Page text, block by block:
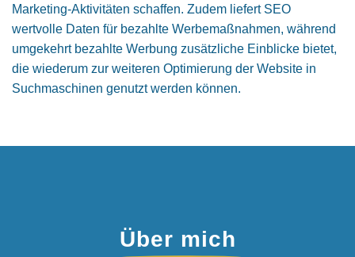
Marketing-Aktivitäten schaffen. Zudem liefert SEO
wertvolle Daten für bezahlte Werbemaßnahmen, während
umgekehrt bezahlte Werbung zusätzliche Einblicke bietet,
die wiederum zur weiteren Optimierung der Website in
Suchmaschinen genutzt werden können.
Über mich